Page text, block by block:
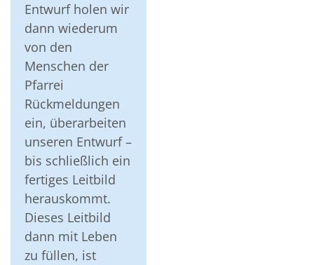
Entwurf holen wir
dann wiederum
von den
Menschen der
Pfarrei
Rückmeldungen
ein, überarbeiten
unseren Entwurf –
bis schließlich ein
fertiges Leitbild
herauskommt.
Dieses Leitbild
dann mit Leben
zu füllen, ist